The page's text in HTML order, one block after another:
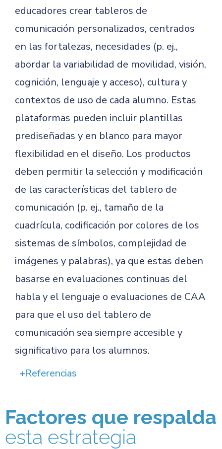
educadores crear tableros de
comunicación personalizados, centrados
en las fortalezas, necesidades (p. ej.,
abordar la variabilidad de movilidad, visión,
cognición, lenguaje y acceso), cultura y
contextos de uso de cada alumno. Estas
plataformas pueden incluir plantillas
prediseñadas y en blanco para mayor
flexibilidad en el diseño. Los productos
deben permitir la selección y modificación
de las características del tablero de
comunicación (p. ej., tamaño de la
cuadrícula, codificación por colores de los
sistemas de símbolos, complejidad de
imágenes y palabras), ya que estas deben
basarse en evaluaciones continuas del
habla y el lenguaje o evaluaciones de CAA
para que el uso del tablero de
comunicación sea siempre accesible y
significativo para los alumnos.
Referencias
Factores que respalda
esta estrategia